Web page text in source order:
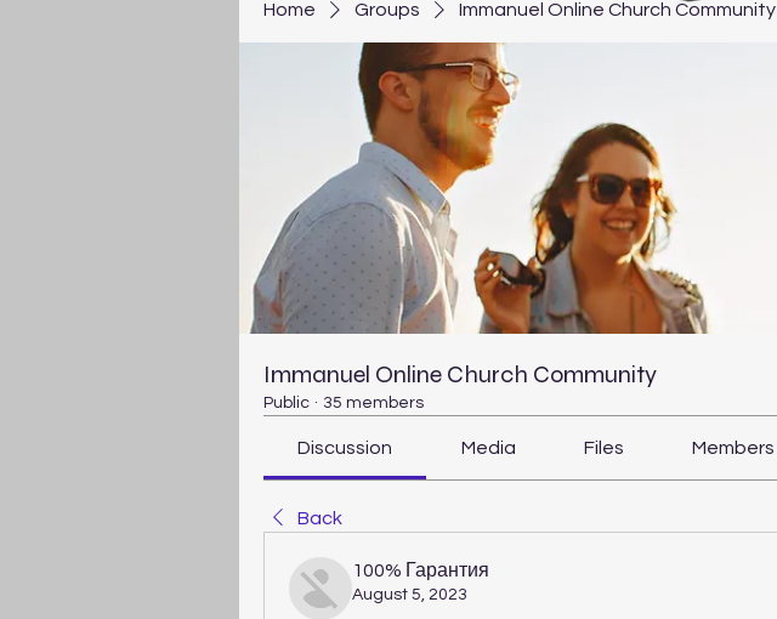
Home Groups Immanuel Online Church Community
Immanuel Online Church Community
Public · 35 members
Discussion Media Files Members
Back
100% Гарантия
August 5, 2023